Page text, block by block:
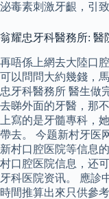
泌毒素刺激牙齦，引致
翁耀忠牙科醫務所: 醫
再唔係上網去大陸口
可以問問大約幾錢，
忠牙科醫務所 醫生做
去睇外面的牙醫，那
上寫的是牙髓專科，
帶去。 今题新村牙医
新村口腔医院等信息
村口腔医院信息，还
牙科医院资讯。 應診
時間推算出來只供參